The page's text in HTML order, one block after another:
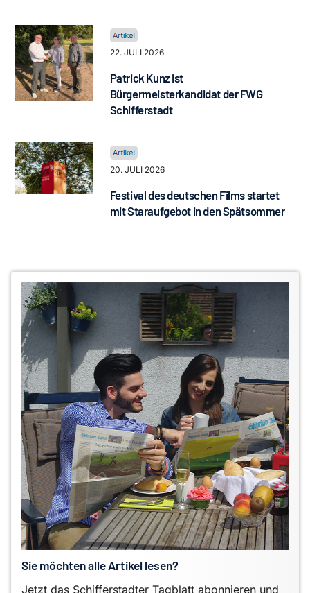
22. JULI 2026
Patrick Kunz ist
Bürgermeisterkandidat der FWG
Schifferstadt
20. JULI 2026
Festival des deutschen Films startet
mit Staraufgebot in den Spätsommer
Sie möchten alle Artikel lesen?
Jetzt das Schifferstadter Tagblatt abonnieren und